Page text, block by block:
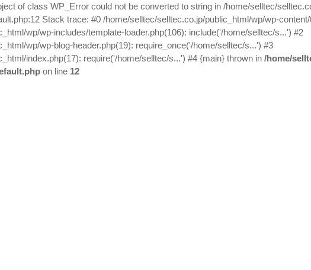
of class WP_Error could not be converted to string in /home/selltec/
Stack trace: #0 /home/selltec/selltec.co.jp/public_html/wp/wp-
wp/wp-includes/template-loader.php(106): include('/home/selltec/s...') #2
wp/wp-blog-header.php(19): require_once('/home/selltec/s...') #3
index.php(17): require('/home/selltec/s...') #4 {main} thrown in /home/
on line 12